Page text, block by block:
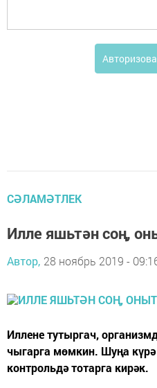
СӘЛАМӘТЛЕК
Илле яшьтән соң,
Автор, 28 ноябрь 2019 -
Иллене тутыргач,
чыгарга мөмкин. Шуңа
контрольдә тотарга кирәк.